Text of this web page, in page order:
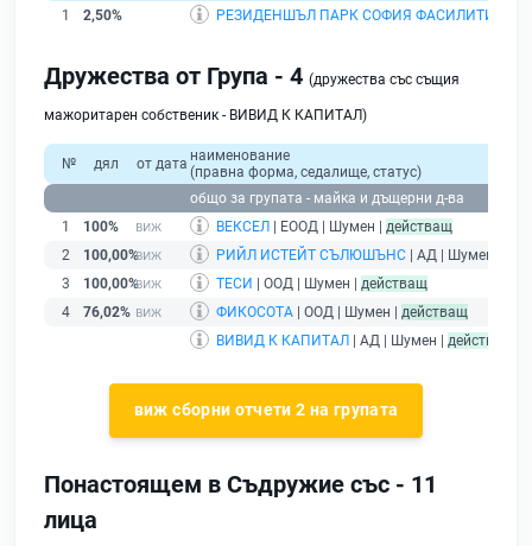
1
2,50% РЕЗИДЕНШЪЛ ПАРК СОФИЯ ФАСИЛИТИ
Дружества от Група - 4 (дружества със същия
мажоритарен собственик - ВИВИД К КАПИТАЛ)
№ дял от дата наименование
(правна форма, седалище, статус)
общо за групата - майка и дъщерни д-ва
1
100% ВЕКСЕЛ | ЕООД | Шумен | действащ
2
100,00% РИЙЛ ИСТЕЙТ СЪЛЮШЪНС | АД | Шумен |
3
100,00% ТЕСИ | ООД | Шумен | действащ
4
76,02% ФИКОСОТА | ООД | Шумен | действащ
ВИВИД К КАПИТАЛ | АД | Шумен | действащ
виж сборни отчети 2 на групата
Понастоящем в Съдружие със - 11
лица